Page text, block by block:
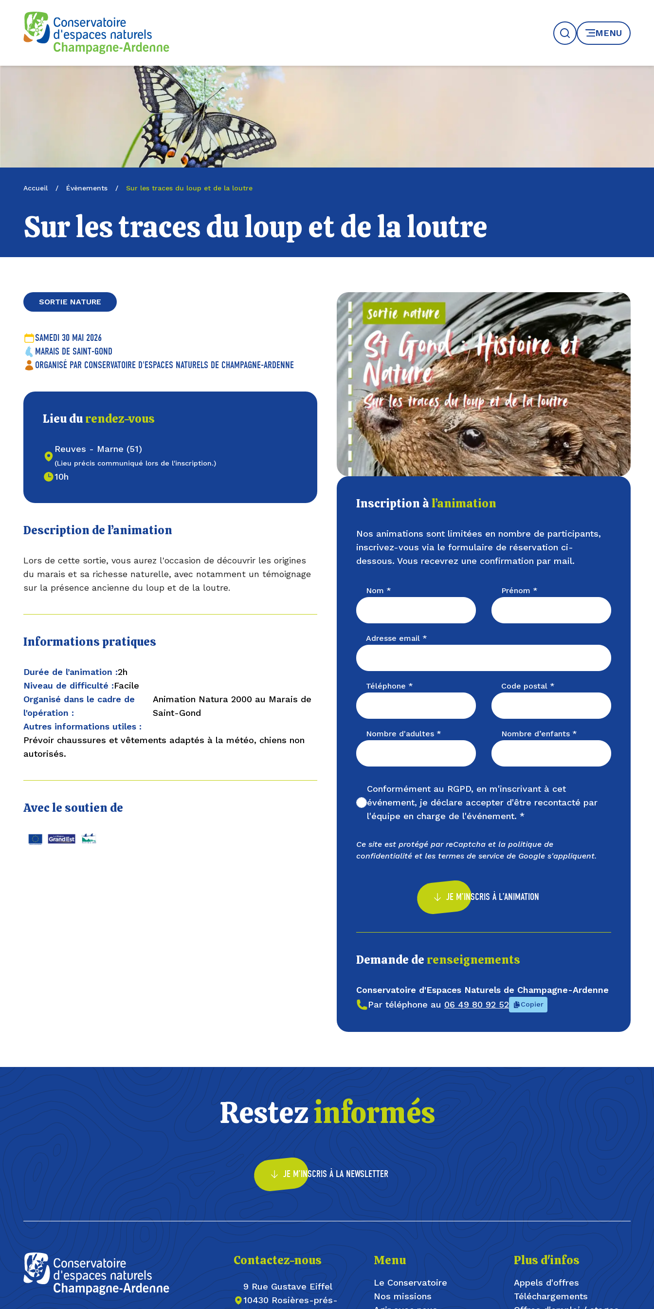
Logo du CENCA
RechercheMENU
Accueil / Évènements / Sur les traces du loup et de la loutre
Sur les traces du loup et de la loutre
SORTIE NATURE
SAMEDI 30 MAI 2026
MARAIS DE SAINT-GOND
ORGANISÉ PAR CONSERVATOIRE D'ESPACES NATURELS DE CHAMPAGNE-ARDENNE
Lieu durendez-vous
Reuves - Marne (51)
(Lieu précis communiqué lors de l'inscription.)
10h
Description de l’animation
Lors de cette sortie, vous aurez l'occasion de découvrir les origines
du marais et sa richesse naturelle, avec notamment un témoignage
sur la présence ancienne du loup et de la loutre.
Informations pratiques
Durée de l’animation :2h
Niveau de difficulté :Facile
Organisé dans le cadre de
l'opération :
Animation Natura 2000 au Marais de
Saint-Gond
Autres informations utiles :
Prévoir chaussures et vêtements adaptés à la météo, chiens non
autorisés.
Avec le soutien de
Inscription àl’animation
Nos animations sont limitées en nombre de participants,
inscrivez-vous via le formulaire de réservation ci-
dessous. Vous recevrez une confirmation par mail.
Nom * Prénom *
Adresse email *
Téléphone * Code postal *
Nombre d'adultes * Nombre d’enfants *
Non cochée
Conformément au RGPD, en m'inscrivant à cet
événement, je déclare accepter d'être recontacté par
l'équipe en charge de l'événement. *
Ce site est protégé par reCaptcha et la politique de
confidentialité et les termes de service de Google s'appliquent.
JE M’INSCRIS À L’ANIMATION
Demande de renseignements
Conservatoire d'Espaces Naturels de Champagne-Ardenne
Par téléphone au 06 49 80 92 52 Copier
Restezinformés
JE M’INSCRIS À LA NEWSLETTER
Contactez-nous
9 Rue Gustave Eiffel
10430 Rosières-prés-
Menu
Le Conservatoire
Nos missions
Plus d'infos
Appels d'offres
Téléchargements